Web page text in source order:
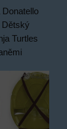
Dětský
Turtles